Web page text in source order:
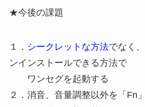
★今後の課題
１． シークレットな方法でなく
ンインストールできる方法で
ワンセグを起動する
２．消音、音量調整以外を「Fn